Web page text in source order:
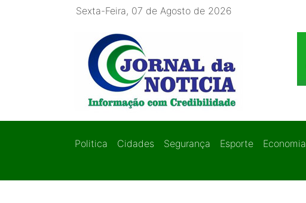
Sexta-Feira, 07 de Agosto de 2026
Politica Cidades Segurança Esporte Economia